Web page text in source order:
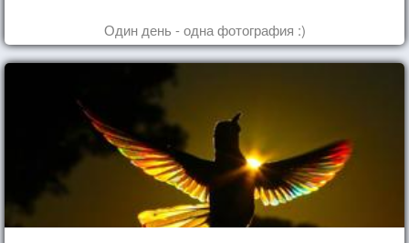
Один день - одна фотография :)